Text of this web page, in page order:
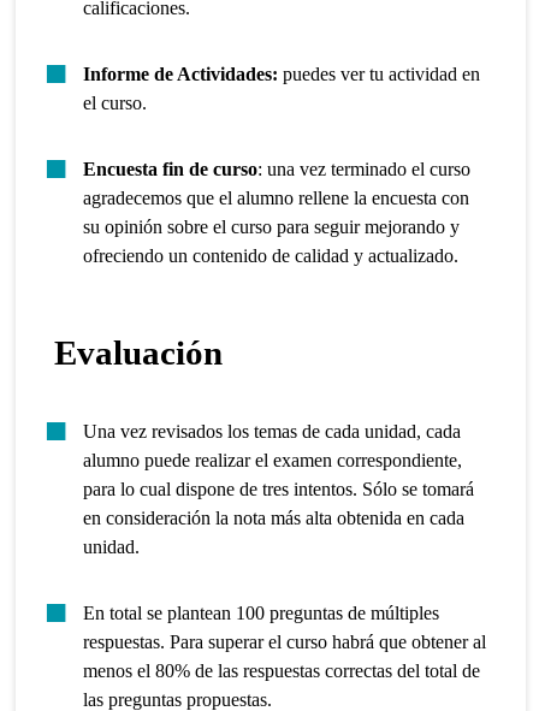
calificaciones.
Informe de Actividades: puedes ver tu actividad en
el curso.
Encuesta fin de curso: una vez terminado el curso
agradecemos que el alumno rellene la encuesta con
su opinión sobre el curso para seguir mejorando y
ofreciendo un contenido de calidad y actualizado.
Evaluación
Una vez revisados los temas de cada unidad, cada
alumno puede realizar el examen correspondiente,
para lo cual dispone de tres intentos. Sólo se tomará
en consideración la nota más alta obtenida en cada
unidad.
En total se plantean 100 preguntas de múltiples
respuestas. Para superar el curso habrá que obtener al
menos el 80% de las respuestas correctas del total de
las preguntas propuestas.